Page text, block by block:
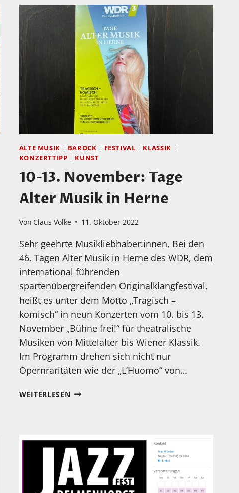
ALTE MUSIK | BAROCK | FESTIVAL | KLASSIK |
KONZERTTIPP | KUNST
10-13. November: Tage
Alter Musik in Herne
Von Claus Volke 11. Oktober 2022
Sehr geehrte Musikliebhaber:innen, Bei den
46. Tagen Alter Musik in Herne des WDR, dem
international führenden
spartenübergreifenden Originalklangfestival,
heißt es unter dem Motto „Tragisch –
komisch“ in neun Konzerten vom 10. bis 13.
November „Bühne frei!“ für theatralische
Musiken von Mittelalter bis Wiener Klassik.
Im Programm drehen sich nicht nur
Opernraritäten wie der „L’Huomo“ von…
WEITERLESEN10-
ALTER
MUSIK
IN
HERNE